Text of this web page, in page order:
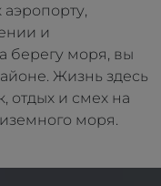
и
берегу моря, вы
Жизнь здесь
отдых и смех на
моря.